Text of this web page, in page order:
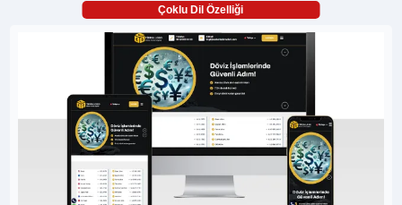
Çoklu Dil Özelliği